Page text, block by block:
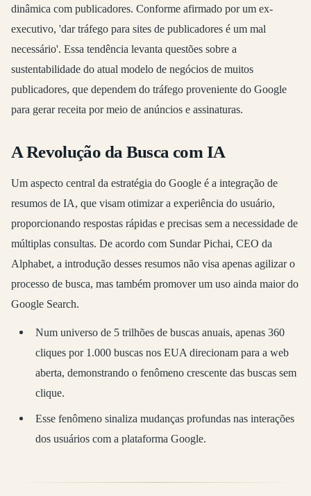
dinâmica com publicadores. Conforme afirmado por um ex-
executivo, 'dar tráfego para sites de publicadores é um mal
necessário'. Essa tendência levanta questões sobre a
sustentabilidade do atual modelo de negócios de muitos
publicadores, que dependem do tráfego proveniente do Google
para gerar receita por meio de anúncios e assinaturas.
A Revolução da Busca com IA
Um aspecto central da estratégia do Google é a integração de
resumos de IA, que visam otimizar a experiência do usuário,
proporcionando respostas rápidas e precisas sem a necessidade de
múltiplas consultas. De acordo com Sundar Pichai, CEO da
Alphabet, a introdução desses resumos não visa apenas agilizar o
processo de busca, mas também promover um uso ainda maior do
Google Search.
Num universo de 5 trilhões de buscas anuais, apenas 360
cliques por 1.000 buscas nos EUA direcionam para a web
aberta, demonstrando o fenômeno crescente das buscas sem
clique.
Esse fenômeno sinaliza mudanças profundas nas interações
dos usuários com a plataforma Google.